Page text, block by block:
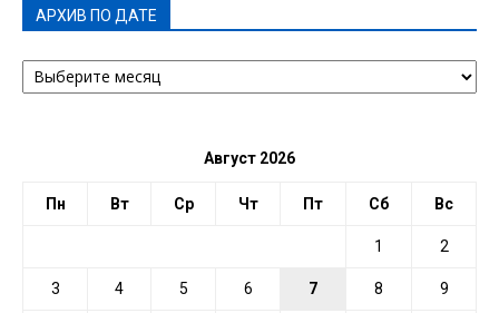
АРХИВ ПО ДАТЕ
АРХИВ
ПО
Август 2026
Пн Вт Ср Чт Пт Сб Вс
1 2
3 4 5 6 7 8 9